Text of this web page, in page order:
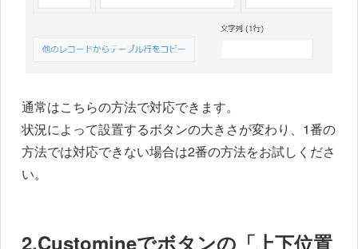
通常はこちらの方法で対応できます。
状況によって設置するボタンの大きさが変わり、1番の
方法では対応できない場合は2番の方法をお試しくださ
い。
2.Customineでボタンの「上下位置